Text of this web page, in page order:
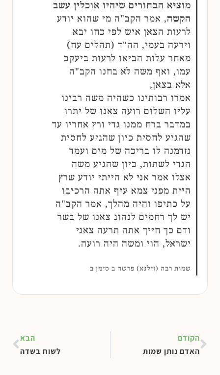
מוציא הבחורים שיהיו אוכלין עשב
הקשה, אמר הקב"ה מי שהוא יודע
לרעות הצאן איש לפי כחו יבא
וירעה בעמי, הה"ד (תהלים עח)
מאחר עלות הביאו לרעות ביעקב
עמו, ואף משה לא בחנו הקב"ה
אלא בצאן,
אמרו רבותינו כשהיה משה רבינו
עליו השלום רועה צאנו של יתרו
במדבר ברח ממנו גדי ורץ אחריו עד
שהגיע לחסית כיון שהגיע לחסית
נזדמנה לו בריכה של מים ועמד
הגדי לשתות, כיון שהגיע משה
אצלו אמר אני לא הייתי יודע שרץ
היית מפני צמא עיף אתה הרכיבו
על כתיפו והיה מהלך, אמר הקב"ה
יש לך רחמים לנהוג צאנו של בשר
ודם כך חייך אתה תרעה צאני
ישראל, הוי ומשה היה רועה.
שמות רבה (וילנא) פרשה ב סימן ב
הקודם
האדם נותן שמות
הבא
לשוח בשדה